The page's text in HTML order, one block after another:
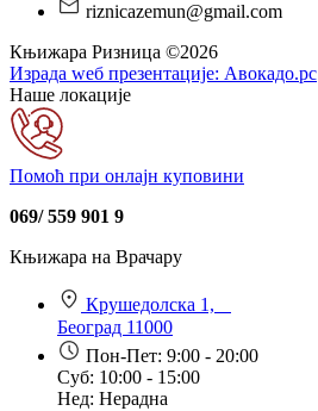
riznicazemun@gmail.com
Књижара Ризница ©️2026
Израда wеб презентације: Авокадо.рс
Наше локације
Помоћ при онлајн куповини
069/ 559 901 9
Књижара на Врачару
Крушедолска 1,
Београд 11000
Пон-Пет: 9:00 - 20:00
Суб: 10:00 - 15:00
Нед: Нерадна